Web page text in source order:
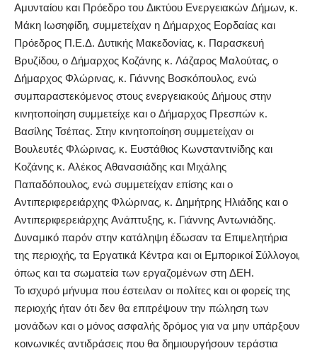
Αμυνταίου και Πρόεδρο του Δικτύου Ενεργειακών Δήμων, κ.
Μάκη Ιωσηφίδη, συμμετείχαν η Δήμαρχος Εορδαίας και
Πρόεδρος Π.Ε.Δ. Δυτικής Μακεδονίας, κ. Παρασκευή
Βρυζίδου, ο Δήμαρχος Κοζάνης κ. Λάζαρος Μαλούτας, ο
Δήμαρχος Φλώρινας, κ. Γιάννης Βοσκόπουλος, ενώ
συμπαραστεκόμενος στους ενεργειακούς Δήμους στην
κινητοποίηση συμμετείχε και ο Δήμαρχος Πρεσπών κ.
Βασίλης Τσέπας. Στην κινητοποίηση συμμετείχαν οι
Βουλευτές Φλώρινας, κ. Ευστάθιος Κωνσταντινίδης και
Κοζάνης κ. Αλέκος Αθανασιάδης και Μιχάλης
Παπαδόπουλος, ενώ συμμετείχαν επίσης και ο
Αντιπεριφερειάρχης Φλώρινας, κ. Δημήτρης Ηλιάδης και ο
Αντιπεριφερειάρχης Ανάπτυξης, κ. Γιάννης Αντωνιάδης.
Δυναμικό παρόν στην κατάληψη έδωσαν τα Επιμελητήρια
της περιοχής, τα Εργατικά Κέντρα και οι Εμπορικοί Σύλλογοι,
όπως και τα σωματεία των εργαζομένων στη ΔΕΗ.
Το ισχυρό μήνυμα που έστειλαν οι πολίτες και οι φορείς της
περιοχής ήταν ότι δεν θα επιτρέψουν την πώληση των
μονάδων και ο μόνος ασφαλής δρόμος για να μην υπάρξουν
κοινωνικές αντιδράσεις που θα δημιουργήσουν τεράστια